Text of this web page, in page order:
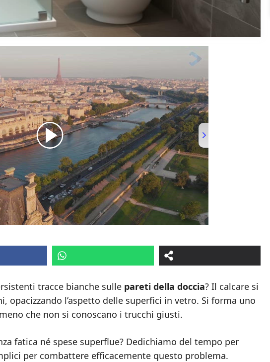
tracce bianche sulle pareti della doccia? Il calcare si
opacizzando l’aspetto delle superfici in vetro. Si forma uno
che non si conoscano i trucchi giusti.
fatica né spese superflue? Dedichiamo del tempo per
per combattere efficacemente questo problema.